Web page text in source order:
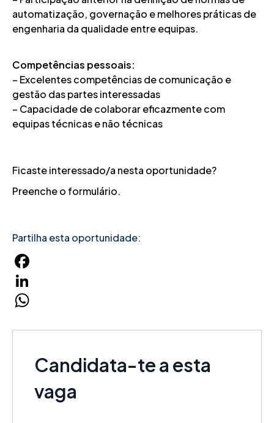
automatização, governação e melhores práticas de
engenharia da qualidade entre equipas.
Competências pessoais:
– Excelentes competências de comunicação e
gestão das partes interessadas
– Capacidade de colaborar eficazmente com
equipas técnicas e não técnicas
Ficaste interessado/a nesta oportunidade?
Preenche o formulário.
Partilha esta oportunidade:
Facebook
LinkedIn
Candidata-te a esta
vaga